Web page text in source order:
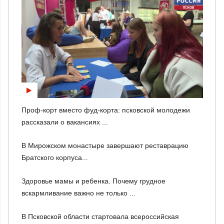
Проф-корт вместо фуд-корта: псковской молодежи
рассказали о вакансиях ...
В Мирожском монастыре завершают реставрацию
Братского корпуса...
Здоровье мамы и ребенка. Почему грудное
вскармливание важно не только ...
В Псковской области стартовала всероссийская